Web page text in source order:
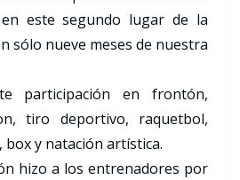
este segundo lugar de la
sólo nueve meses de nuestra
participación en frontón,
tiro deportivo, raquetbol,
y natación artística.
hizo a los entrenadores por